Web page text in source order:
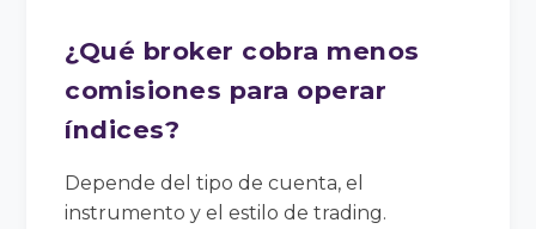
¿Qué broker cobra menos
comisiones para operar
índices?
Depende del tipo de cuenta, el
instrumento y el estilo de trading.